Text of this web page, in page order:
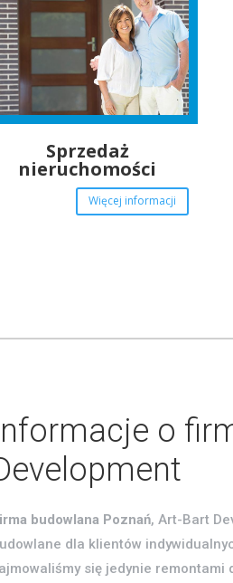
Sprzedaż
nieruchomości
Więcej informacji
o
budowlana Poznań, Art-Bart
dla klientów
się jedynie